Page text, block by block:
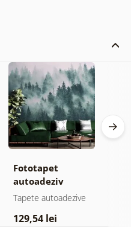
Fototapet
autoadeziv
pădure în ceață
Tapete autoadezive
129,54 lei